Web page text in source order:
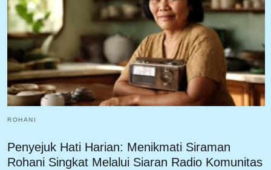
ROHANI
Penyejuk Hati Harian: Menikmati Siraman
Rohani Singkat Melalui Siaran Radio Komunitas